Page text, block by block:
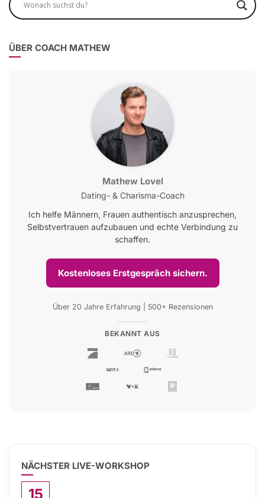
ÜBER COACH MATHEW
Mathew Lovel
Dating- & Charisma-Coach
Ich helfe Männern, Frauen authentisch anzusprechen,
Selbstvertrauen aufzubauen und echte Verbindung zu
schaffen.
Kostenloses Erstgespräch sichern.
Über 20 Jahre Erfahrung | 500+ Rezensionen
BEKANNT AUS
NÄCHSTER LIVE-WORKSHOP
15